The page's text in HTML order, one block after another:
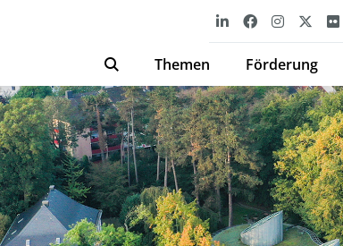
Themen Förderung